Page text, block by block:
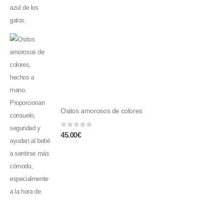
Ositos amorosos de colores
0fuera de 5
45.00€